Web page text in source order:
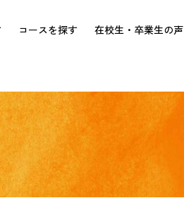
コースを探す 在校生・卒業生の声